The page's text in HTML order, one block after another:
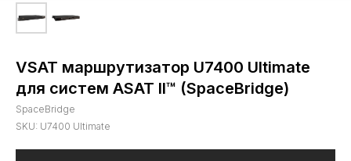
VSAT маршрутизатор U7400 Ultimate
для систем ASAT II™ (SpaceBridge)
SpaceBridge
SKU: U7400 Ultimate